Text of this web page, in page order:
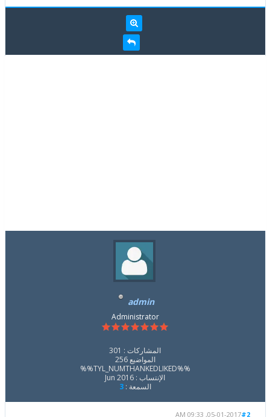
admin
Administrator
المشاركات : 301
المواضيع 256
%%TYL_NUMTHANKEDLIKED%%
الإنتساب : Jun 2016
السمعة :3
#2
05-01-2017, 09:33 AM